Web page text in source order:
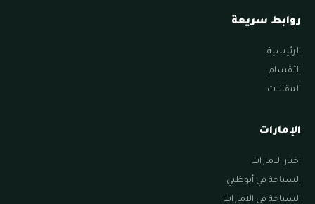
روابط سريعة
الرئيسية
الأقسام
المقالات
الإمارات
اخبار الامارات
السياحة في أبوظبي
السياحة في الامارات